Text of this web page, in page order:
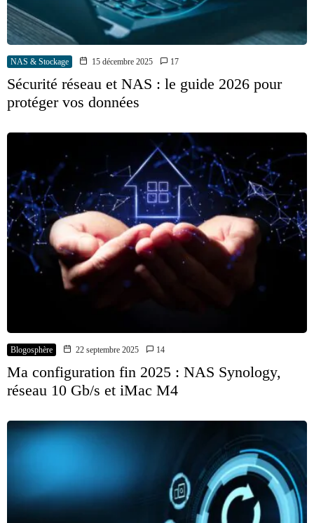
NAS & Stockage 15 décembre 2025 17
Sécurité réseau et NAS : le guide 2026 pour
protéger vos données
Blogosphère 22 septembre 2025 14
Ma configuration fin 2025 : NAS Synology,
réseau 10 Gb/s et iMac M4